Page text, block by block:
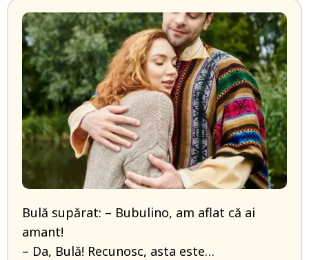
Bulă supărat: – Bubulino, am aflat că ai
amant!
– Da, Bulă! Recunosc, asta este…